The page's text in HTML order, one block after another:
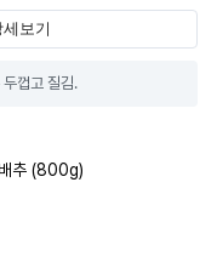
세보기
껍고 질김.
추 (800g)